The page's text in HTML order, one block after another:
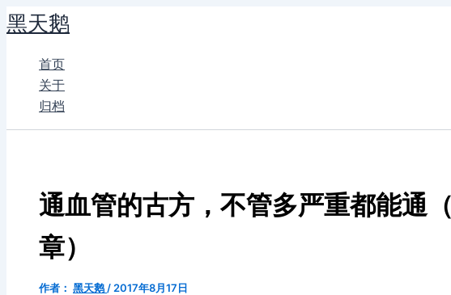
跳
至
黑天鹅
首页
关于
归档
通血管的古方，不管多严重都能通
章）
作者： 黑天鹅 / 2017年8月17日